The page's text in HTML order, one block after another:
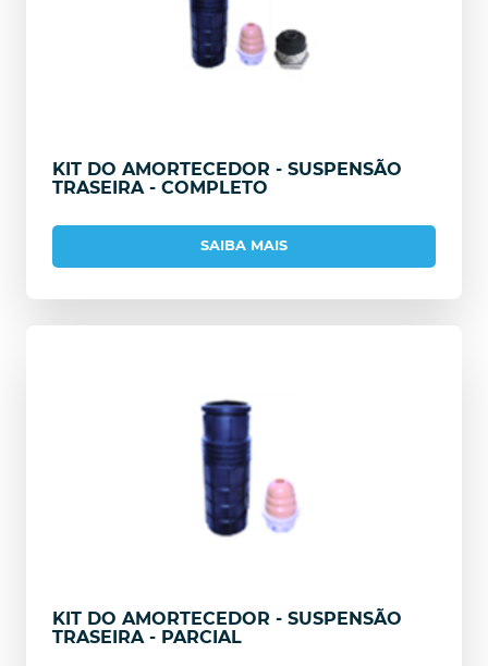
KIT DO AMORTECEDOR - SUSPENSÃO
TRASEIRA - COMPLETO
SAIBA MAIS
KIT DO AMORTECEDOR - SUSPENSÃO
TRASEIRA - PARCIAL